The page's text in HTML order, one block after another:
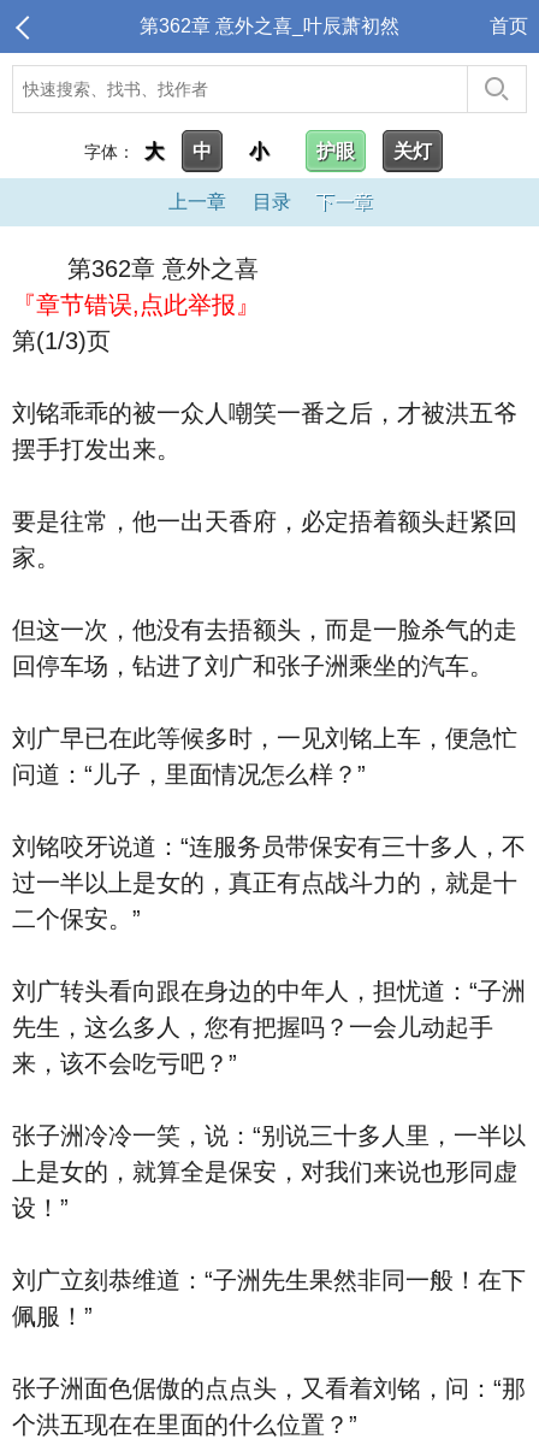
第362章 意外之喜_叶辰萧初然 首页
字体： 大 中 小 护眼 关灯
上一章 目录 下一章
第362章 意外之喜
『章节错误,点此举报』
第(1/3)页
刘铭乖乖的被一众人嘲笑一番之后，才被洪五爷
摆手打发出来。
要是往常，他一出天香府，必定捂着额头赶紧回
家。
但这一次，他没有去捂额头，而是一脸杀气的走
回停车场，钻进了刘广和张子洲乘坐的汽车。
刘广早已在此等候多时，一见刘铭上车，便急忙
问道：“儿子，里面情况怎么样？”
刘铭咬牙说道：“连服务员带保安有三十多人，不
过一半以上是女的，真正有点战斗力的，就是十
二个保安。”
刘广转头看向跟在身边的中年人，担忧道：“子洲
先生，这么多人，您有把握吗？一会儿动起手
来，该不会吃亏吧？”
张子洲冷冷一笑，说：“别说三十多人里，一半以
上是女的，就算全是保安，对我们来说也形同虚
设！”
刘广立刻恭维道：“子洲先生果然非同一般！在下
佩服！”
张子洲面色倨傲的点点头，又看着刘铭，问：“那
个洪五现在在里面的什么位置？”